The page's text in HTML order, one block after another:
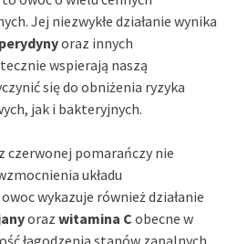
Jej niezwykłe działanie wynika
oraz innych
wspierają naszą
się do obniżenia ryzyka
jak i bakteryjnych.
czerwonej pomarańczy nie
układu
wykazuje również działanie
oraz witamina C obecne w
łagodzenia stanów zapalnych